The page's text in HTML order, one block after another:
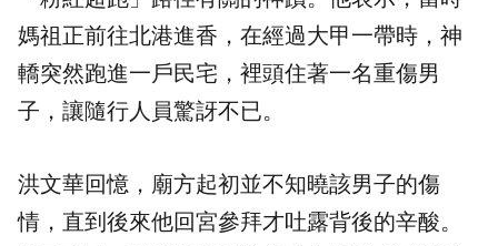
媽祖正前往北港進香，在經過大甲一帶時，神
轎突然跑進一戶民宅，裡頭住著一名重傷男
子，讓隨行人員驚訝不已。
洪文華回憶，廟方起初並不知曉該男子的傷
情，直到後來他回宮參拜才吐露背後的辛酸。